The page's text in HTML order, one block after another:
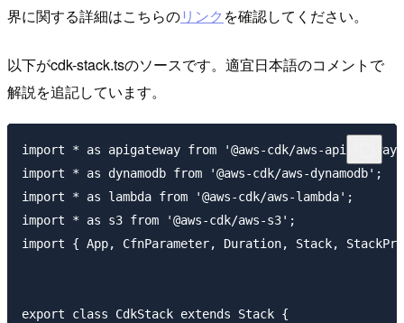
界に関する詳細はこちらのリンク を確認してください。
以下がcdk-stack.tsのソースです。適宜日本語のコメントで
解説を追記しています。
import * as apigateway from '@aws-cdk/aws-
import * as dynamodb from '@aws-cdk/aws-dynamodb';
import * as lambda from '@aws-cdk/aws-lambda';
import * as s3 from '@aws-cdk/aws-s3';
import { App, CfnParameter, Duration, Stack,
export class CdkStack extends Stack {